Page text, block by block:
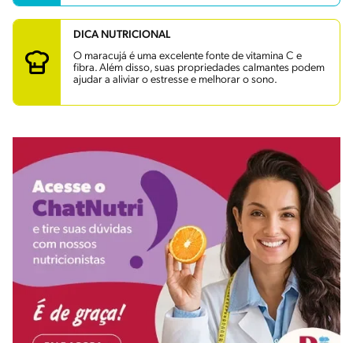
DICA NUTRICIONAL
O maracujá é uma excelente fonte de vitamina C e
fibra. Além disso, suas propriedades calmantes podem
ajudar a aliviar o estresse e melhorar o sono.